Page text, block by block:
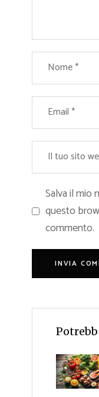
Salva il mio
questo
commento.